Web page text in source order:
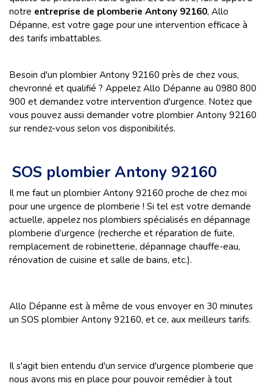
notre entreprise de plomberie Antony 92160, Allo
Dépanne, est votre gage pour une intervention efficace à
des tarifs imbattables.
Besoin d'un plombier Antony 92160 près de chez vous,
chevronné et qualifié ? Appelez Allo Dépanne au 0980 800
900 et demandez votre intervention d'urgence. Notez que
vous pouvez aussi demander votre plombier Antony 92160
sur rendez-vous selon vos disponibilités.
SOS plombier Antony 92160
Il me faut un plombier Antony 92160 proche de chez moi
pour une urgence de plomberie ! Si tel est votre demande
actuelle, appelez nos plombiers spécialisés en dépannage
plomberie d’urgence (recherche et réparation de fuite,
remplacement de robinetterie, dépannage chauffe-eau,
rénovation de cuisine et salle de bains, etc.).
Allo Dépanne est à même de vous envoyer en 30 minutes
un SOS plombier Antony 92160, et ce, aux meilleurs tarifs.
Il s'agit bien entendu d'un service d'urgence plomberie que
nous avons mis en place pour pouvoir remédier à tout